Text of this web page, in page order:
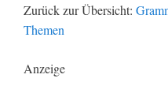
Zurück zur Übersicht:
Themen
Anzeige